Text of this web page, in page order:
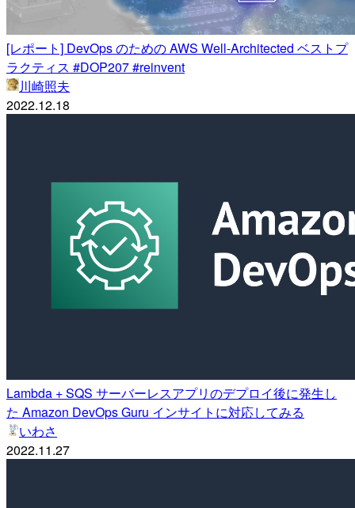
[レポート] DevOps のための AWS Well-Architected ベストプ
ラクティス #DOP207 #reinvent
川崎照夫
2022.12.18
Lambda + SQS サーバーレスアプリのデプロイ後に発生し
た Amazon DevOps Guru インサイトに対応してみる
いわさ
2022.11.27